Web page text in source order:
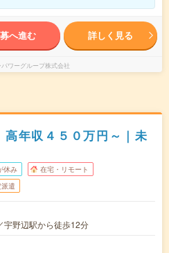
へ進む 詳しく見る
パワーグループ株式会社
年収４５０万円～｜未
休み 在宅・リモート
遣
宇野辺駅から徒歩12分